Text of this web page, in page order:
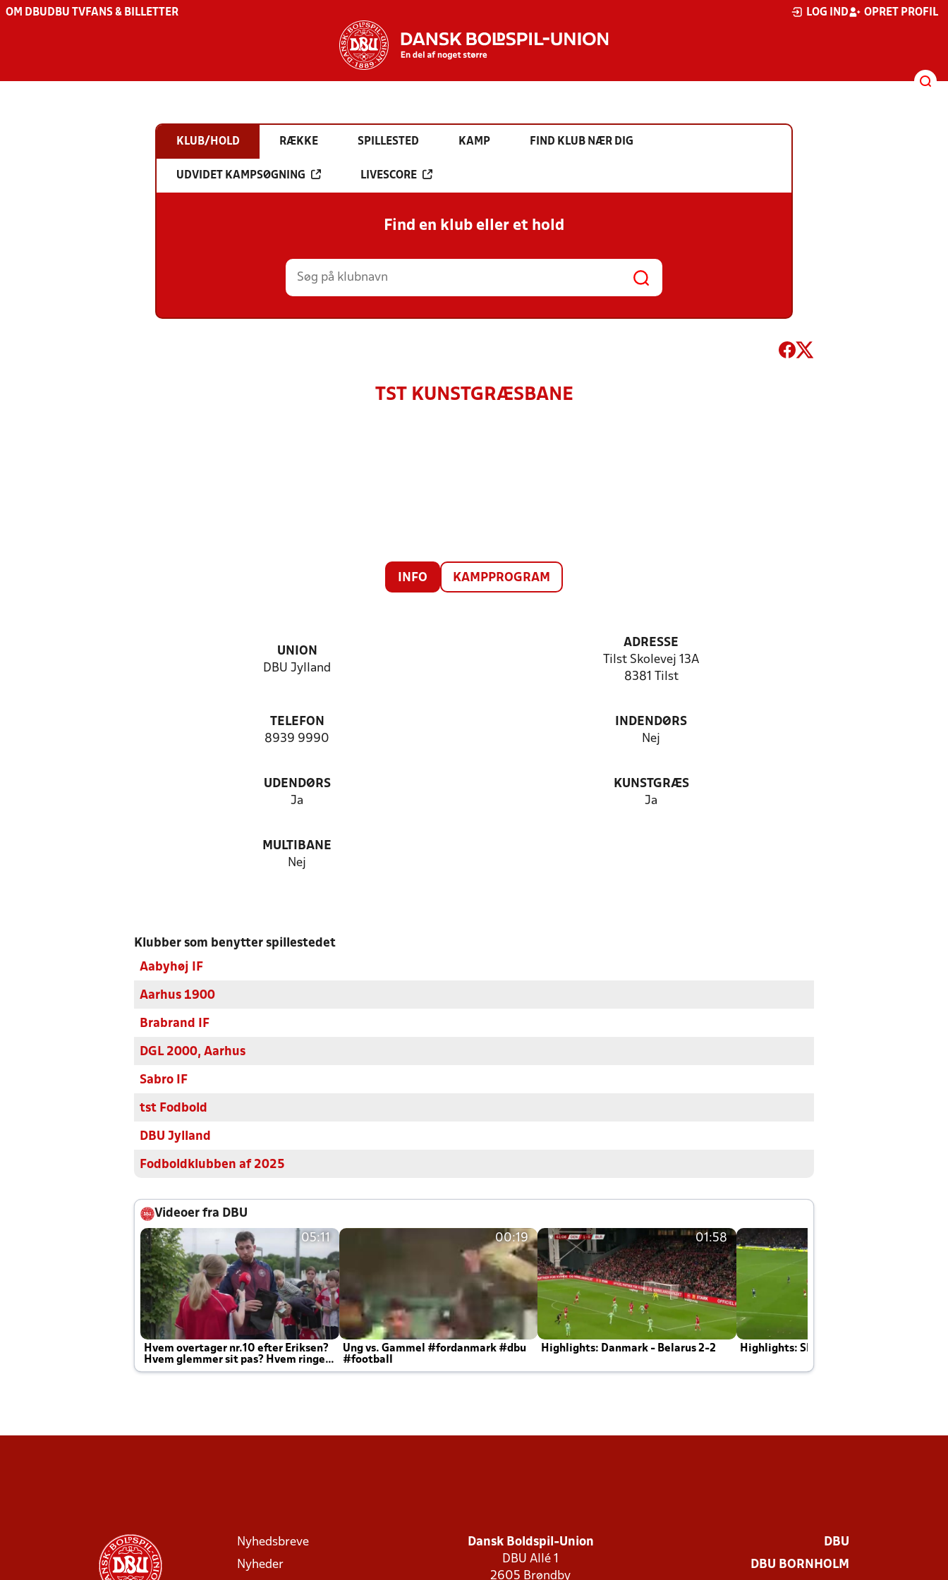
OM DBU DBU TV FANS & BILLETTER LOG IND OPRET PROFIL
KLUB/HOLD RÆKKE SPILLESTED KAMP FIND KLUB NÆR DIG
UDVIDET KAMPSØGNING LIVESCORE
Find en klub eller et hold
TST KUNSTGRÆSBANE
INFO KAMPPROGRAM
UNION
DBU Jylland
ADRESSE
Tilst Skolevej 13A
8381 Tilst
TELEFON
8939 9990
INDENDØRS
Nej
UDENDØRS
Ja
KUNSTGRÆS
Ja
MULTIBANE
Nej
Klubber som benytter spillestedet
Aabyhøj IF
Aarhus 1900
Brabrand IF
DGL 2000, Aarhus
Sabro IF
tst Fodbold
DBU Jylland
Fodboldklubben af 2025
Videoer fra DBU
05:11
Hvem overtager nr.10 efter Eriksen?
Hvem glemmer sit pas? Hvem ringer
Joachim altid til efter kampe?
00:19
Ung vs. Gammel #fordanmark #dbu
#football
01:58
Highlights: Danmark - Belarus 2-2 Highlights: Skotland - Danmark 4-2
Nyhedsbreve
Nyheder
Dansk Boldspil-Union
DBU Allé 1
2605 Brøndby
DBU
DBU BORNHOLM